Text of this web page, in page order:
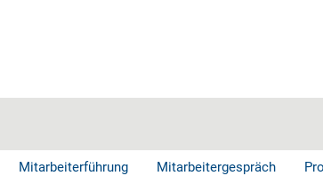
Mitarbeiterführung Mitarbeitergespräch